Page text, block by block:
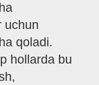
uchun
qoladi.
hollarda bu